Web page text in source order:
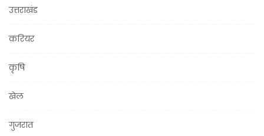
उत्तराखंड
करियर
कृषि
खेल
गुजरात